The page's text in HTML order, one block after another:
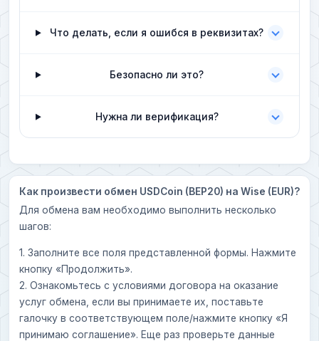
Что делать, если я ошибся в реквизитах?
Безопасно ли это?
Нужна ли верификация?
Как произвести обмен USDCoin (BEP20) на Wise (EUR)?
Для обмена вам необходимо выполнить несколько
шагов:
1. Заполните все поля представленной формы. Нажмите
кнопку «Продолжить».
2. Ознакомьтесь с условиями договора на оказание
услуг обмена, если вы принимаете их, поставьте
галочку в соответствующем поле/нажмите кнопку «Я
принимаю соглашение». Еще раз проверьте данные